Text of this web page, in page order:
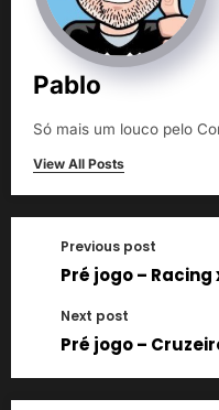
Pablo
Só mais um louco pelo
View All Posts
Previous post
Pré jogo –
Next post
Pré jogo –